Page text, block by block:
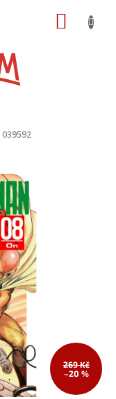
039592
269 Kč
–20 %